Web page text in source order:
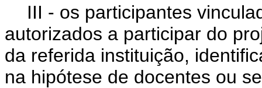
III - os participantes
autorizados a participar do
da referida instituição,
na hipótese de docentes ou